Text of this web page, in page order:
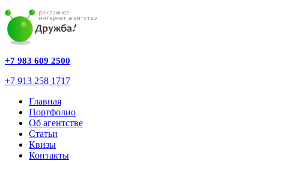
+7 983 609 2500
+7 913 258 1717
Главная
Портфолио
Об агентстве
Статьи
Квизы
Контакты